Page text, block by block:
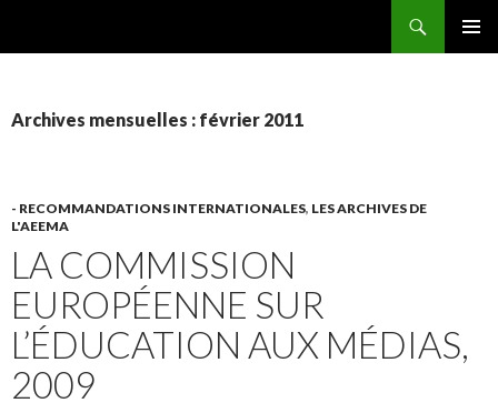
Archives mensuelles : février 2011
- RECOMMANDATIONS INTERNATIONALES, LES ARCHIVES DE
L'AEEMA
LA COMMISSION
EUROPÉENNE SUR
L’ÉDUCATION AUX MÉDIAS,
2009